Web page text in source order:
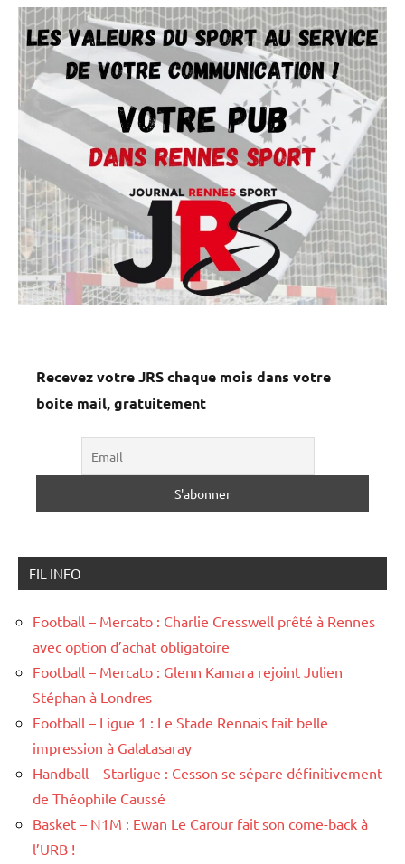
Recevez votre JRS chaque mois dans votre
boite mail, gratuitement
FIL INFO
Football – Mercato : Charlie Cresswell prêté à Rennes
avec option d’achat obligatoire
Football – Mercato : Glenn Kamara rejoint Julien
Stéphan à Londres
Football – Ligue 1 : Le Stade Rennais fait belle
impression à Galatasaray
Handball – Starligue : Cesson se sépare définitivement
de Théophile Caussé
Basket – N1M : Ewan Le Carour fait son come-back à
l’URB !